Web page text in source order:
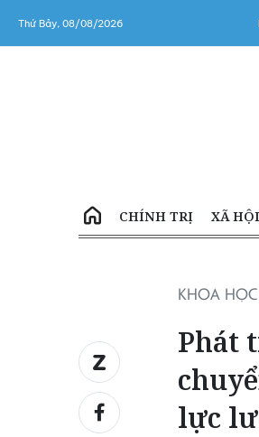
Thứ Bảy, 08/08/2026
CHÍNH TRỊ XÃ HỘI
KHOA
Phát
lực